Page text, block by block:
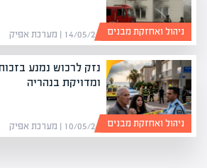
14/05/26 | מערכת אפיק ניהול ואחזקת מבנים
נזק לרכוש נמנע
ומדויקת בנהריה
10/05/26 | מערכת אפיק ניהול ואחזקת מבנים